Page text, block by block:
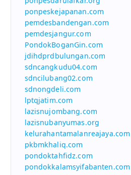
ponpeskejapanan.com
pemdesbandengan.com
pemdesjangur.com
PondokBoganGin.com
jdihdprdbulungan.com
sdncangkudu04.com
sdncilubang02.com
sdnongdeli.com
lptqjatim.com
lazisnujombang.com
lazisnubanyumas.org
kelurahantamalanreajaya.com
pkbmkhaliq.com
pondoktahfidz.com
pondokkalamsyifabanten.com